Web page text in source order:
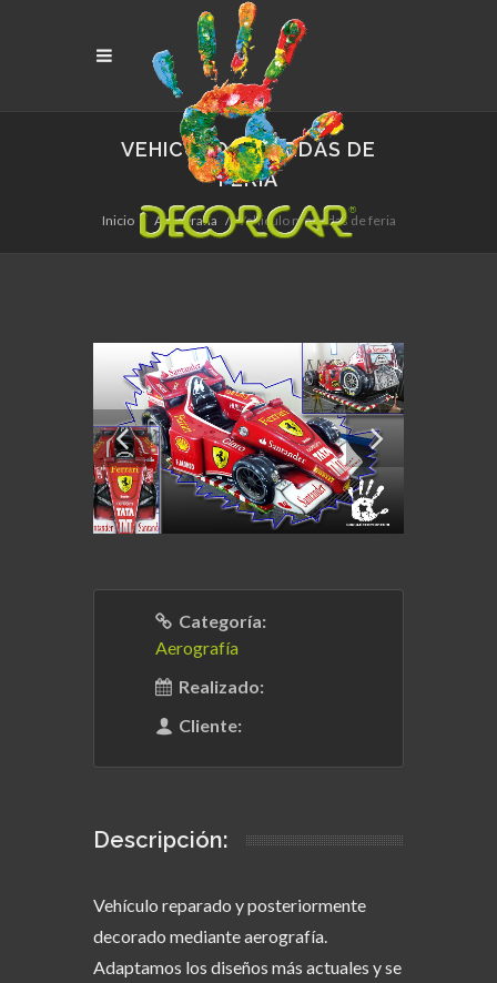
VEHICULO MONEDAS DE
FERIA
Inicio Aerografía Vehiculo monedas de feria
Categoría:
Aerografía
Realizado:
Cliente:
Descripción:
Vehículo reparado y posteriormente
decorado mediante aerografía.
Adaptamos los diseños más actuales y se